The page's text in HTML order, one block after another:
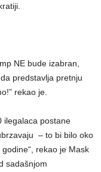
NE bude izabran,
predstavlja pretnju
rekao je.
ilegalaca postane
– to bi bilo oko
rekao je Mask
sadašnjom